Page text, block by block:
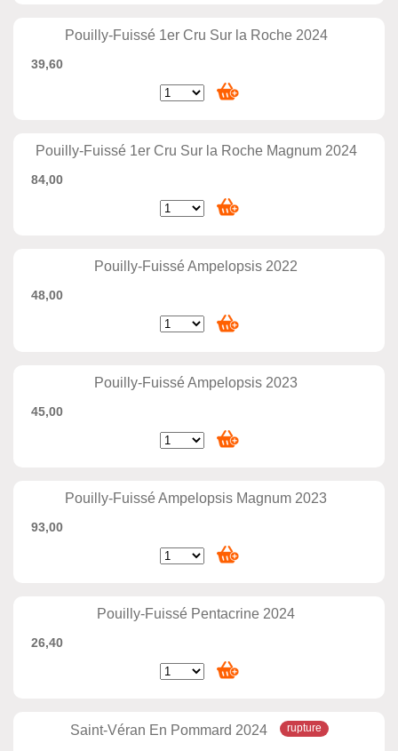
Pouilly-Fuissé 1er Cru Sur la Roche 2024
39,60
Pouilly-Fuissé 1er Cru Sur la Roche Magnum 2024
84,00
Pouilly-Fuissé Ampelopsis 2022
48,00
Pouilly-Fuissé Ampelopsis 2023
45,00
Pouilly-Fuissé Ampelopsis Magnum 2023
93,00
Pouilly-Fuissé Pentacrine 2024
26,40
Saint-Véran En Pommard 2024